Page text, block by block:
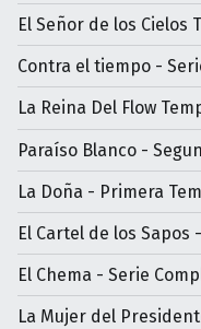
El Señor de los Cielos
Contra el tiempo -
La Reina Del Flow
Paraíso Blanco -
La Doña - Primera
El Cartel de los Sapos
El Chema - Serie
La Mujer del